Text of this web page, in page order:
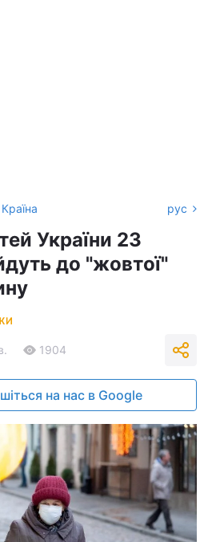
Країна рус
України 23
до "жовтої"
1904
на нас в Google